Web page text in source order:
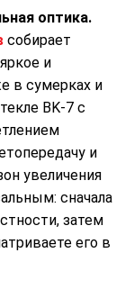
оптика.
собирает
и
в сумерках и
BK‑7 с
и
увеличения
сначала
затем
его в